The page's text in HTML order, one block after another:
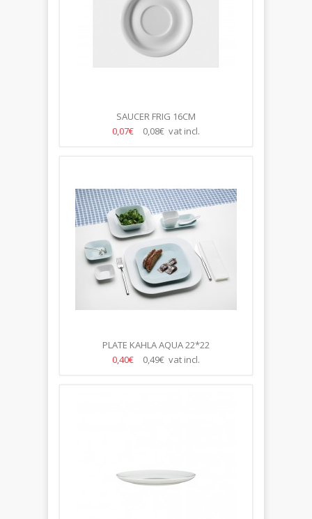
SAUCER FRIG 16CM
0,07€
0,08€ vat incl.
PLATE KAHLA AQUA 22*22
0,40€
0,49€ vat incl.